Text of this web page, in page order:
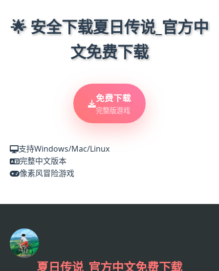
🌟 安全下载夏日传说_官方中
文免费下载
免费下载
完整版游戏
支持Windows/Mac/Linux
完整中文版本
像素风冒险游戏
夏日传说_官方中文免费下载